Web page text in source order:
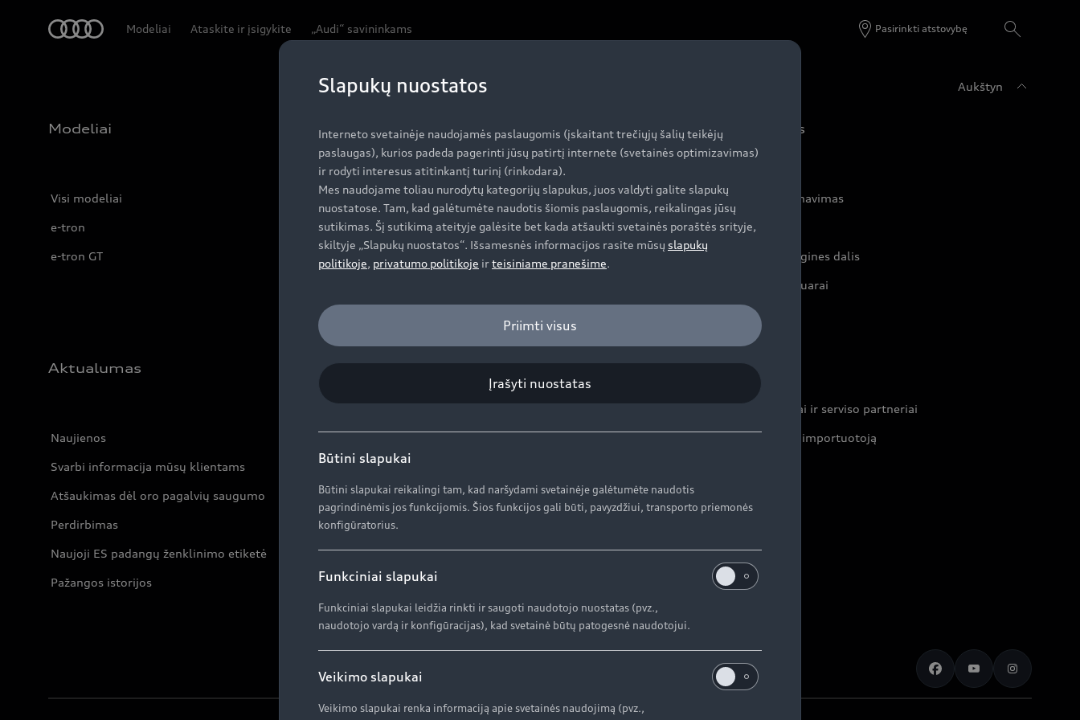
Modeliai Ataskite ir įsigykite „Audi“ savininkams Pasirinkti atstovybę
Aukštyn
Modeliai
Visi modeliai
e-tron
e-tron GT
Įsigyti Audi
Specialūs pasiūlymai
Automobiliai sandėlyje
Naudoti Audi
Audi servisas
Servisas ir aptarnavimas
Serviso akcijos
Originalias atsargines dalis
Originalūs aksesuarai
Garantijos
Aktualumas
Naujienos
Svarbi informacija mūsų klientams
Atšaukimas dėl oro pagalvių saugumo
Perdirbimas
Naujoji ES padangų ženklinimo etiketė
Pažangos istorijos
AUDI AG
Apie kompaniją (ENG)
Istorija (ENG)
Kontaktai
Prekybos atstovai ir serviso partneriai
Informacija apie importuotoją
Slapukų nuostatos
Interneto svetainėje naudojamės paslaugomis (įskaitant trečiųjų šalių teikėjų
paslaugas), kurios padeda pagerinti jūsų patirtį internete (svetainės optimizavimas)
ir rodyti interesus atitinkantį turinį (rinkodara).
Mes naudojame toliau nurodytų kategorijų slapukus, juos valdyti galite slapukų
nuostatose. Tam, kad galėtumėte naudotis šiomis paslaugomis, reikalingas jūsų
sutikimas. Šį sutikimą ateityje galėsite bet kada atšaukti svetainės poraštės srityje,
skiltyje „Slapukų nuostatos“. Išsamesnės informacijos rasite mūsų slapukų
politikoje, privatumo politikoje irteisiniame pranešime.
Priimti visus
Įrašyti nuostatas
Būtini slapukai
Būtini slapukai reikalingi tam, kad naršydami svetainėje galėtumėte naudotis
pagrindinėmis jos funkcijomis. Šios funkcijos gali būti, pavyzdžiui, transporto priemonės
konfigūratorius.
Funkciniai slapukai
Funkciniai slapukai leidžia rinkti ir saugoti naudotojo nuostatas (pvz.,
naudotojo vardą ir konfigūracijas), kad svetainė būtų patogesnė naudotojui.
Veikimo slapukai
Veikimo slapukai renka informaciją apie svetainės naudojimą (pvz.,